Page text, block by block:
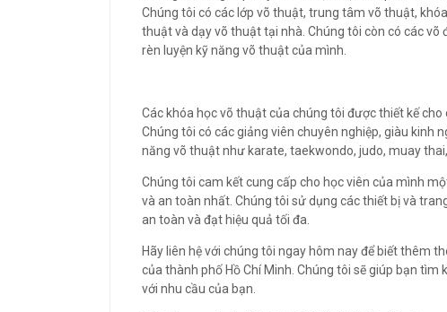
Chúng tôi có các lớp võ thuật, trung tâm võ thuật,
thuật và dạy võ thuật tại nhà. Chúng tôi còn có các
rèn luyện kỹ năng võ thuật của mình.
Các khóa học võ thuật của chúng tôi được thiết kế
Chúng tôi có các giảng viên chuyên nghiệp, giàu kinh
năng võ thuật như karate, taekwondo, judo, muay
Chúng tôi cam kết cung cấp cho học viên của mình
và an toàn nhất. Chúng tôi sử dụng các thiết bị và
an toàn và đạt hiệu quả tối đa.
Hãy liên hệ với chúng tôi ngay hôm nay để biết thêm
của thành phố Hồ Chí Minh. Chúng tôi sẽ giúp bạn
với nhu cầu của bạn.